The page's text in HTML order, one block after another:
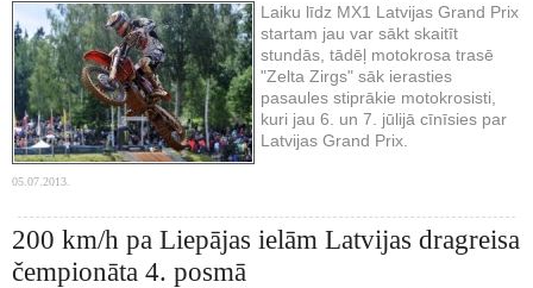
Laiku līdz MX1 Latvijas Grand Prix
startam jau var sākt skaitīt
stundās, tādēļ motokrosa trasē
"Zelta Zirgs" sāk ierasties
pasaules stiprākie motokrosisti,
kuri jau 6. un 7. jūlijā cīnīsies par
Latvijas Grand Prix.
05.07.2013.
200 km/h pa Liepājas ielām Latvijas dragreisa
čempionāta 4. posmā